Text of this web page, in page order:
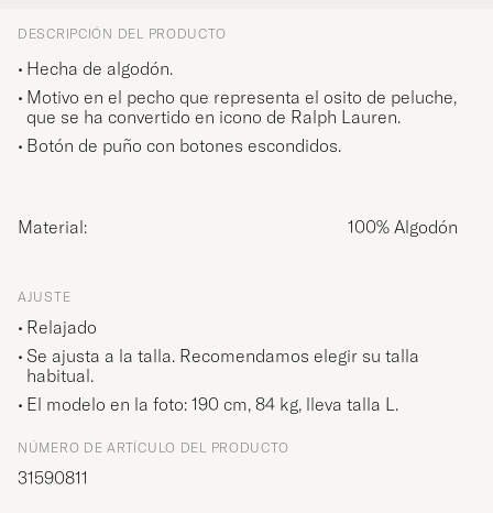
DESCRIPCIÓN DEL PRODUCTO
Hecha de algodón.
Motivo en el pecho que representa el osito de peluche,
que se ha convertido en icono de Ralph Lauren.
Botón de puño con botones escondidos.
Material: 100% Algodón
AJUSTE
Relajado
Se ajusta a la talla. Recomendamos elegir su talla
habitual.
El modelo en la foto: 190 cm, 84 kg, lleva talla L.
NÚMERO DE ARTÍCULO DEL PRODUCTO
31590811